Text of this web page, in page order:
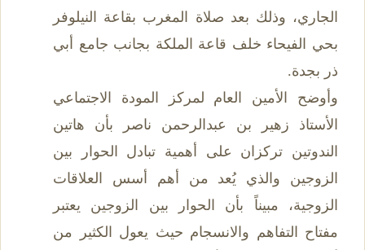
الجاري، وذلك بعد صلاة المغرب بقاعة النيلوفر
بحي الفيحاء خلف قاعة الملكة بجانب جامع أبي
ذر بجدة.
وأوضح الأمين العام لمركز المودة الاجتماعي
الأستاذ زهير بن عبدالرحمن ناصر بأن هاتين
الندوتين تركزان على أهمية تبادل الحوار بين
الزوجين والذي يُعد من أهم أسس العلاقات
الزوجية، مبيناً بأن الحوار بين الزوجين يعتبر
مفتاح التفاهم والانسجام حيث يعول الكثير من